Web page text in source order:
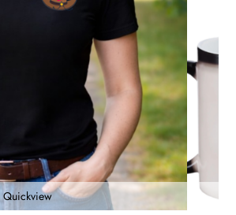
Quickview